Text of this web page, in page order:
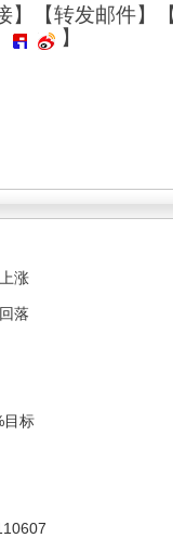
】【转发邮件】
】
涨
落
目标